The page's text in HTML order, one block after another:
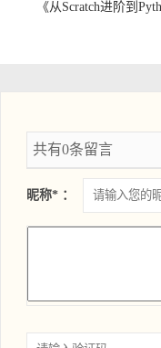
《从Scratch进阶到
共有0条留言
昵称* ：